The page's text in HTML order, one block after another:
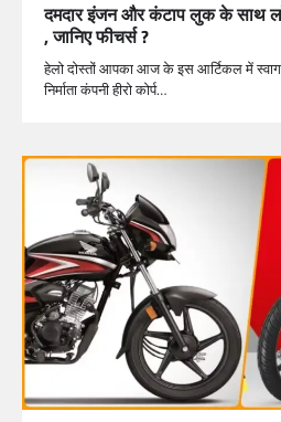
दमदार इंजन और कंटाप लुक के साथ
, जानिए फीचर्स ?
हेलो दोस्तों आपका आज के इस आर्टिकल में
निर्माता कंपनी हीरो कोर्प…